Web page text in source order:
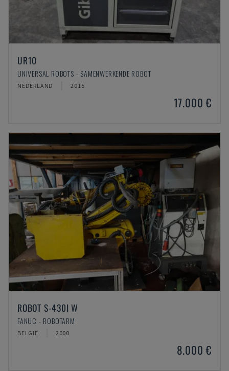
UR10
UNIVERSAL ROBOTS - SAMENWERKENDE ROBOT
NEDERLAND 2015
17.000 €
ROBOT S-430I W
FANUC - ROBOTARM
BELGIË 2000
8.000 €